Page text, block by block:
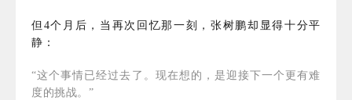
但4个月后，当再次回忆那一刻，张树鹏却显得十分平
静：
“这个事情已经过去了。现在想的，是迎接下一个更有难
度的挑战。”